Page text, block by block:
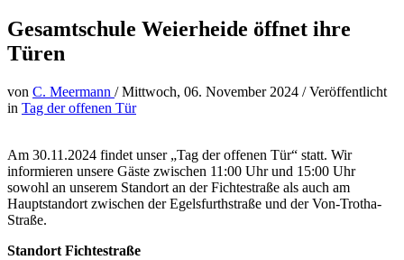
Gesamtschule Weierheide öffnet ihre
Türen
von C. Meermann /Mittwoch, 06. November 2024 /Veröffentlicht
in Tag der offenen Tür
Am 30.11.2024 findet unser „Tag der offenen Tür“ statt. Wir
informieren unsere Gäste zwischen 11:00 Uhr und 15:00 Uhr
sowohl an unserem Standort an der Fichtestraße als auch am
Hauptstandort zwischen der Egelsfurthstraße und der Von-Trotha-
Straße.
Standort Fichtestraße